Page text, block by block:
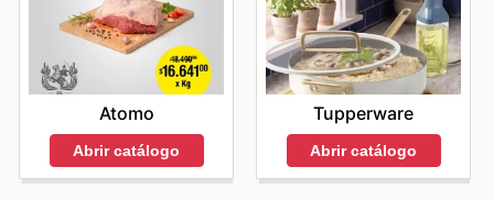
Atomo
Abrir catálogo
Tupperware
Abrir catálogo